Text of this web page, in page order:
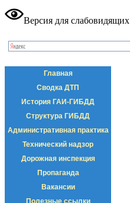
Версия для слабовидящих
Главная
Сводка ДТП
История ГАИ-ГИБДД
Структура ГИБДД
Административная практика
Технический надзор
Дорожная инспекция
Пропаганда
Вакансии
Полезные ссылки